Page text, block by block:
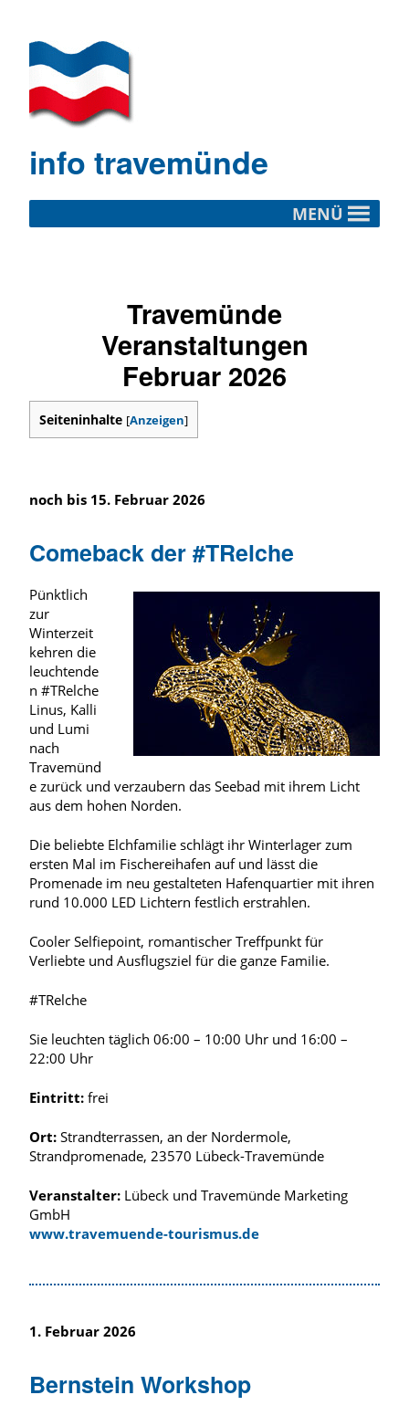
info travemünde
MENÜ
Travemünde
Veranstaltungen
Februar 2026
Seiteninhalte [Anzeigen]
noch bis 15. Februar 2026
Comeback der #TRelche
Pünktlich
zur
Winterzeit
kehren die
leuchtende
n #TRelche
Linus, Kalli
und Lumi
nach
Travemünd
e zurück und verzaubern das Seebad mit ihrem Licht
aus dem hohen Norden.
Die beliebte Elchfamilie schlägt ihr Winterlager zum
ersten Mal im Fischereihafen auf und lässt die
Promenade im neu gestalteten Hafenquartier mit ihren
rund 10.000 LED Lichtern festlich erstrahlen.
Cooler Selfiepoint, romantischer Treffpunkt für
Verliebte und Ausflugsziel für die ganze Familie.
#TRelche
Sie leuchten täglich 06:00 – 10:00 Uhr und 16:00 –
22:00 Uhr
Eintritt: frei
Ort: Strandterrassen, an der Nordermole,
Strandpromenade, 23570 Lübeck-Travemünde
Veranstalter: Lübeck und Travemünde Marketing
GmbH
www.travemuende-tourismus.de
1. Februar 2026
Bernstein Workshop